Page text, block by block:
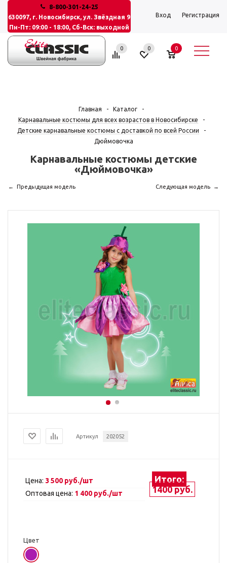
8-800-301-24-25
630097, г. Новосибирск, ул. Звёздная 9
Пн-Пт: 09:00 - 18:00, Сб-Вск: выходной
Вход Регистрация
0 0 0
Главная - Каталог
-
Карнавальные костюмы для всех возрастов в Новосибирске
-
Детские карнавальные костюмы с доставкой по всей России
-
Дюймовочка
Карнавальные костюмы детские
«Дюймовочка»
Артикул 202052
Цена: 3 500 руб./шт
Оптовая цена: 1 400 руб./шт
Итого:
1400 руб.
Цвет
Предыдущая модель Следующая модель